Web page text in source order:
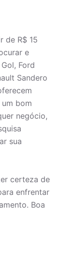
de R$ 15
e
Ford
Sandero
bom
negócio,
sua
certeza de
enfrentar
Boa